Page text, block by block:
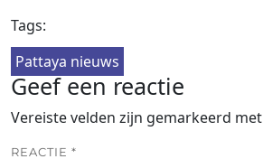
Tags:
Pattaya nieuws
Geef een reactie
Vereiste velden zijn gemarkeerd met
REACTIE *